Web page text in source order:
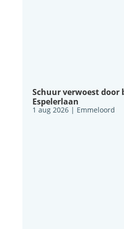
Schuur verwoest door
Espelerlaan
1 aug 2026| Emmeloord